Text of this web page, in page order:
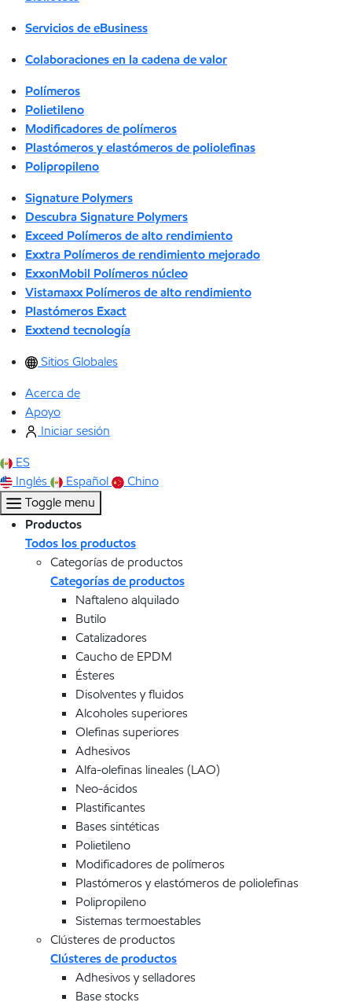
Servicios de eBusiness
Colaboraciones en la cadena de valor
Polímeros
Polietileno
Modificadores de polímeros
Plastómeros y elastómeros de poliolefinas
Polipropileno
Signature Polymers
Descubra Signature Polymers
Exceed Polímeros de alto rendimiento
Exxtra Polímeros de rendimiento mejorado
ExxonMobil Polímeros núcleo
Vistamaxx Polímeros de alto rendimiento
Plastómeros Exact
Exxtend tecnología
Sitios Globales
Acerca de
Apoyo
Iniciar sesión
ES
Inglés
Español
Chino
Toggle menu
Productos
Todos los productos
Categorías de productos
Categorías de productos
Naftaleno alquilado
Butilo
Catalizadores
Caucho de EPDM
Ésteres
Disolventes y fluidos
Alcoholes superiores
Olefinas superiores
Adhesivos
Alfa-olefinas lineales (LAO)
Neo-ácidos
Plastificantes
Bases sintéticas
Polietileno
Modificadores de polímeros
Plastómeros y elastómeros de poliolefinas
Polipropileno
Sistemas termoestables
Clústeres de productos
Clústeres de productos
Adhesivos y selladores
Base stocks